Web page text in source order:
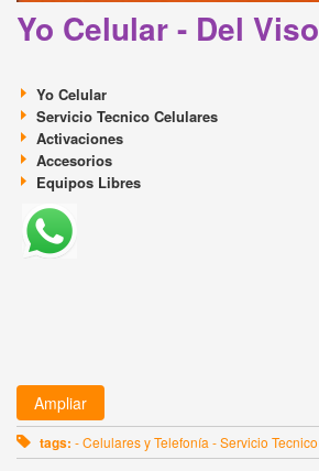
Yo Celular - Del Viso
Yo Celular
Servicio Tecnico Celulares
Activaciones
Accesorios
Equipos Libres
Ampliar
tags: - Celulares y Telefonía - Servicio Tecnico